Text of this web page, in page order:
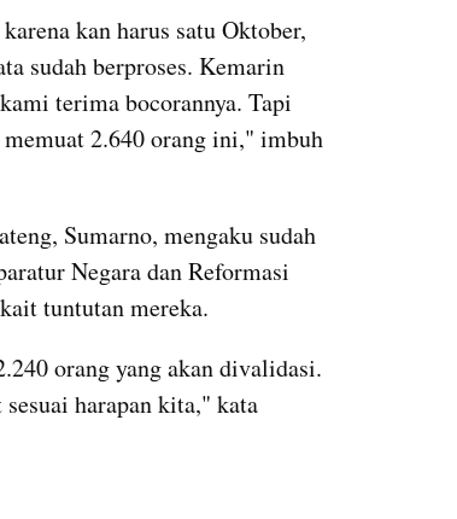
kan harus satu Oktober,
sudah berproses. Kemarin
terima bocorannya. Tapi
2.640 orang ini," imbuh
Sumarno, mengaku sudah
Negara dan Reformasi
tuntutan mereka.
orang yang akan divalidasi.
harapan kita," kata